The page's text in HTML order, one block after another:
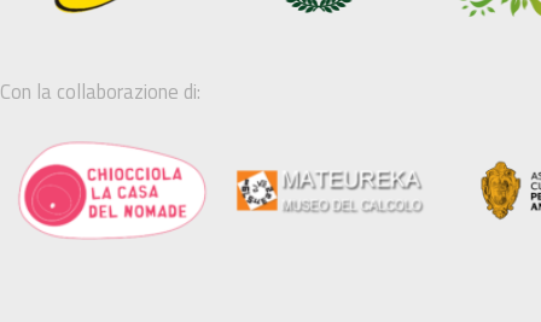
Con la collaborazione di: